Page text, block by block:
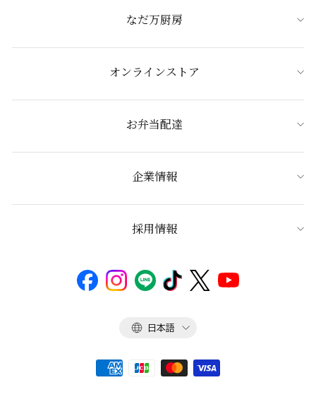
なだ万厨房
オンラインストア
お弁当配達
企業情報
採用情報
言
日本語